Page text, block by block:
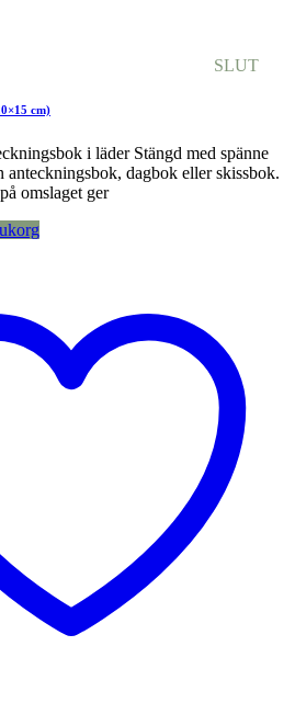
SLUT
cm)
i läder Stängd med spänne
anteckningsbok, dagbok eller skissbok.
omslaget ger